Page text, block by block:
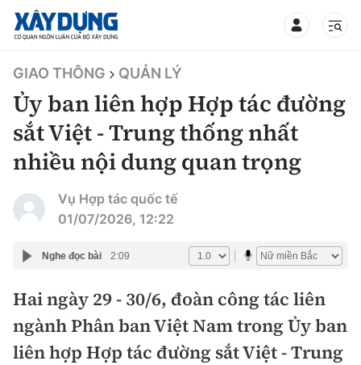
TIN BỘ XÂY DỰNG
CHUYÊN MỤC
Mới nhất
Thời sự
Chính trị
Xã hội
Xây dựng
Chỉ đạo điều hành
Giao thông
GIAO THÔNG QUẢN LÝ
Ủy ban liên hợp Hợp tác đường
sắt Việt - Trung thống nhất
nhiều nội dung quan trọng
Vụ Hợp tác quốc tế
01/07/2026, 12:22
Nghe đọc bài 2:09
Hai ngày 29 - 30/6, đoàn công tác liên
ngành Phân ban Việt Nam trong Ủy ban
liên hợp Hợp tác đường sắt Việt - Trung